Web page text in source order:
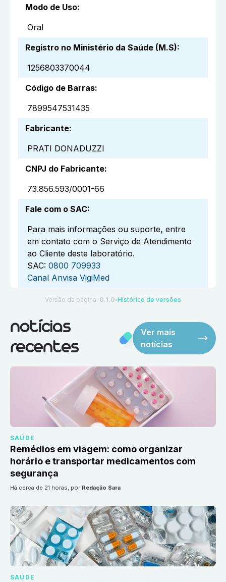
Modo de Uso:
Oral
Registro no Ministério da Saúde (M.S):
1256803370044
Código de Barras:
7899547531435
Fabricante:
PRATI DONADUZZI
CNPJ do Fabricante:
73.856.593/0001-66
Fale com o SAC:
Para mais informações ou suporte, entre
em contato com o Serviço de Atendimento
ao Cliente deste laboratório.
SAC: 0800 709933
Canal Anvisa VigiMed
Versão da página: 0.1.0 ●Histórico de versões
notícias
recentes
Ver mais
notícias
SAÚDE
Remédios em viagem: como organizar
horário e transportar medicamentos com
segurança
há cerca de 21 horas, por Redação Sara
SAÚDE